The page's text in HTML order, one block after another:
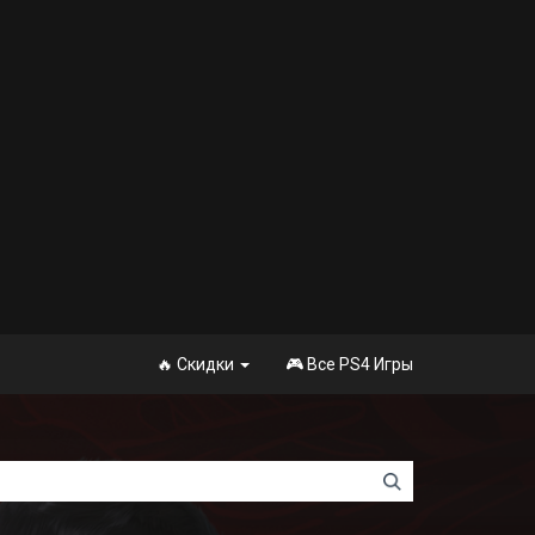
🔥 Скидки 🎮 Все PS4 Игры